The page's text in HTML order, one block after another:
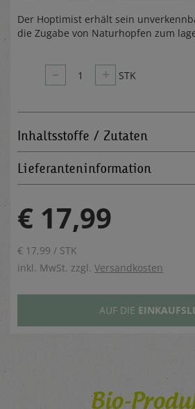
Der Hoptimist erhält sein
die Zugabe von Naturhopfen zum
– 1 + STK
Inhaltsstoffe / Zutaten
Lieferanteninformation
€ 17,99
€ 17,99 / STK
inkl. MwSt. zzgl. Versandkosten
AUF DIE
Bio-